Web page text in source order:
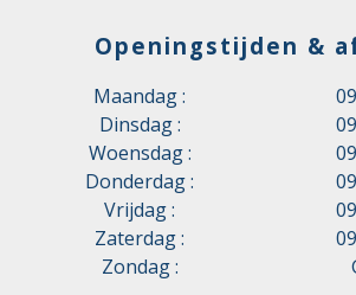
Openingstijden &
Maandag :
Dinsdag :
Woensdag :
Donderdag :
Vrijdag :
Zaterdag :
Zondag :